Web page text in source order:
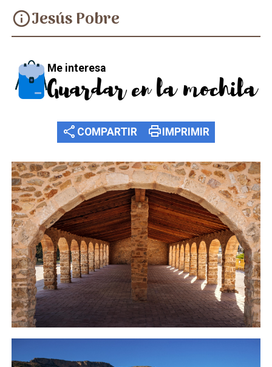
infoJesús Pobre
Me interesa
Guardar en la mochila
share COMPARTIR print IMPRIMIR